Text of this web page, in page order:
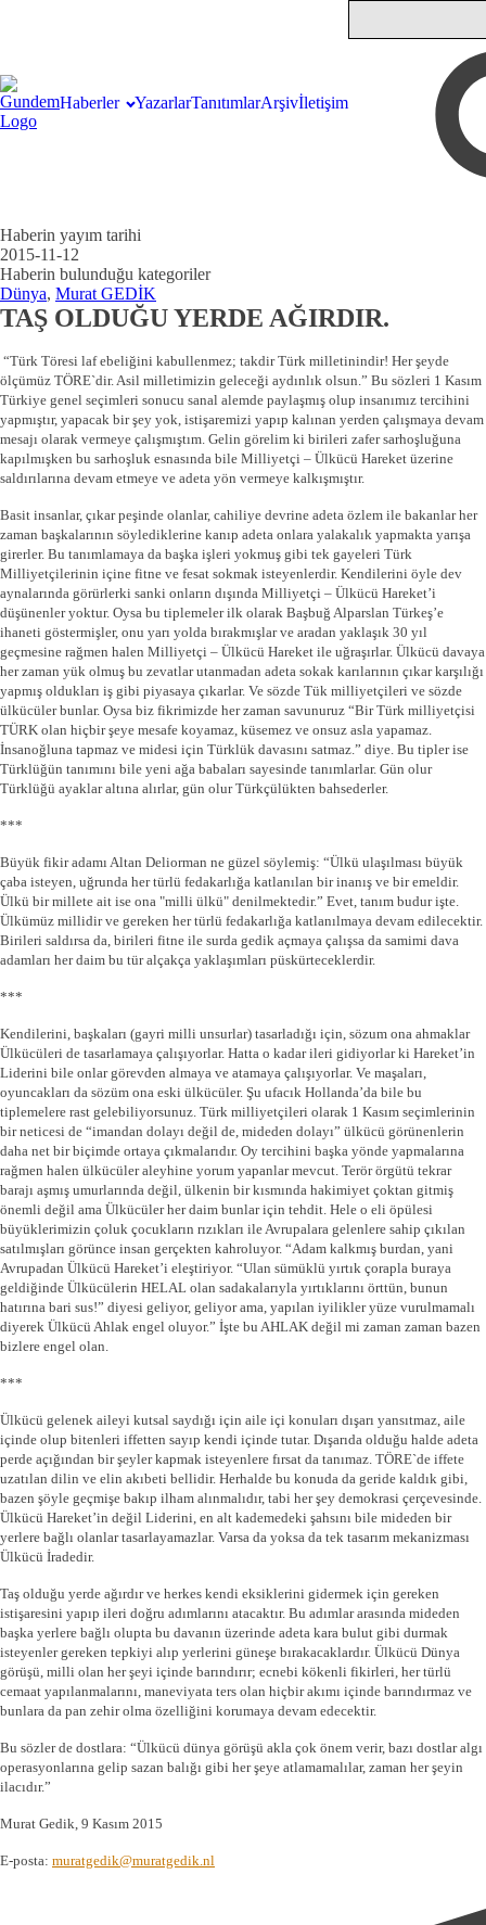
Haberler YazarlarTanıtımlarArşivİletişim
Haberin yayım tarihi
2015-11-12
Haberin bulunduğu kategoriler
Dünya, Murat GEDİK
TAŞ OLDUĞU YERDE AĞIRDIR.
“Türk Töresi laf ebeliğini kabullenmez; takdir Türk milletinindir! Her şeyde
ölçümüz TÖRE`dir. Asil milletimizin geleceği aydınlık olsun.” Bu sözleri 1 Kasım
Türkiye genel seçimleri sonucu sanal alemde paylaşmış olup insanımız tercihini
yapmıştır, yapacak bir şey yok, istişaremizi yapıp kalınan yerden çalışmaya devam
mesajı olarak vermeye çalışmıştım. Gelin görelim ki birileri zafer sarhoşluğuna
kapılmışken bu sarhoşluk esnasında bile Milliyetçi – Ülkücü Hareket üzerine
saldırılarına devam etmeye ve adeta yön vermeye kalkışmıştır.
Basit insanlar, çıkar peşinde olanlar, cahiliye devrine adeta özlem ile bakanlar her
zaman başkalarının söylediklerine kanıp adeta onlara yalakalık yapmakta yarışa
girerler. Bu tanımlamaya da başka işleri yokmuş gibi tek gayeleri Türk
Milliyetçilerinin içine fitne ve fesat sokmak isteyenlerdir. Kendilerini öyle dev
aynalarında görürlerki sanki onların dışında Milliyetçi – Ülkücü Hareket’i
düşünenler yoktur. Oysa bu tiplemeler ilk olarak Başbuğ Alparslan Türkeş’e
ihaneti göstermişler, onu yarı yolda bırakmışlar ve aradan yaklaşık 30 yıl
geçmesine rağmen halen Milliyetçi – Ülkücü Hareket ile uğraşırlar. Ülkücü davaya
her zaman yük olmuş bu zevatlar utanmadan adeta sokak karılarının çıkar karşılığı
yapmış oldukları iş gibi piyasaya çıkarlar. Ve sözde Tük milliyetçileri ve sözde
ülkücüler bunlar. Oysa biz fikrimizde her zaman savunuruz “Bir Türk milliyetçisi
TÜRK olan hiçbir şeye mesafe koyamaz, küsemez ve onsuz asla yapamaz.
İnsanoğluna tapmaz ve midesi için Türklük davasını satmaz.” diye. Bu tipler ise
Türklüğün tanımını bile yeni ağa babaları sayesinde tanımlarlar. Gün olur
Türklüğü ayaklar altına alırlar, gün olur Türkçülükten bahsederler.
***
Büyük fikir adamı Altan Deliorman ne güzel söylemiş: “Ülkü ulaşılması büyük
çaba isteyen, uğrunda her türlü fedakarlığa katlanılan bir inanış ve bir emeldir.
Ülkü bir millete ait ise ona "milli ülkü" denilmektedir.” Evet, tanım budur işte.
Ülkümüz millidir ve gereken her türlü fedakarlığa katlanılmaya devam edilecektir.
Birileri saldırsa da, birileri fitne ile surda gedik açmaya çalışsa da samimi dava
adamları her daim bu tür alçakça yaklaşımları püskürteceklerdir.
***
Kendilerini, başkaları (gayri milli unsurlar) tasarladığı için, sözum ona ahmaklar
Ülkücüleri de tasarlamaya çalışıyorlar. Hatta o kadar ileri gidiyorlar ki Hareket’in
Liderini bile onlar görevden almaya ve atamaya çalışıyorlar. Ve maşaları,
oyuncakları da sözüm ona eski ülkücüler. Şu ufacık Hollanda’da bile bu
tiplemelere rast gelebiliyorsunuz. Türk milliyetçileri olarak 1 Kasım seçimlerinin
bir neticesi de “imandan dolayı değil de, mideden dolayı” ülkücü görünenlerin
daha net bir biçimde ortaya çıkmalarıdır. Oy tercihini başka yönde yapmalarına
rağmen halen ülkücüler aleyhine yorum yapanlar mevcut. Terör örgütü tekrar
barajı aşmış umurlarında değil, ülkenin bir kısmında hakimiyet çoktan gitmiş
önemli değil ama Ülkücüler her daim bunlar için tehdit. Hele o eli öpülesi
büyüklerimizin çoluk çocukların rızıkları ile Avrupalara gelenlere sahip çıkılan
satılmışları görünce insan gerçekten kahroluyor. “Adam kalkmış burdan, yani
Avrupadan Ülkücü Hareket’i eleştiriyor. “Ulan sümüklü yırtık çorapla buraya
geldiğinde Ülkücülerin HELAL olan sadakalarıyla yırtıklarını örttün, bunun
hatırına bari sus!” diyesi geliyor, geliyor ama, yapılan iyilikler yüze vurulmamalı
diyerek Ülkücü Ahlak engel oluyor.” İşte bu AHLAK değil mi zaman zaman bazen
bizlere engel olan.
***
Ülkücü gelenek aileyi kutsal saydığı için aile içi konuları dışarı yansıtmaz, aile
içinde olup bitenleri iffetten sayıp kendi içinde tutar. Dışarıda olduğu halde adeta
perde açığından bir şeyler kapmak isteyenlere fırsat da tanımaz. TÖRE`de iffete
uzatılan dilin ve elin akıbeti bellidir. Herhalde bu konuda da geride kaldık gibi,
bazen şöyle geçmişe bakıp ilham alınmalıdır, tabi her şey demokrasi çerçevesinde.
Ülkücü Hareket’in değil Liderini, en alt kademedeki şahsını bile mideden bir
yerlere bağlı olanlar tasarlayamazlar. Varsa da yoksa da tek tasarım mekanizması
Ülkücü İradedir.
Taş olduğu yerde ağırdır ve herkes kendi eksiklerini gidermek için gereken
istişaresini yapıp ileri doğru adımlarını atacaktır. Bu adımlar arasında mideden
başka yerlere bağlı olupta bu davanın üzerinde adeta kara bulut gibi durmak
isteyenler gereken tepkiyi alıp yerlerini güneşe bırakacaklardır. Ülkücü Dünya
görüşü, milli olan her şeyi içinde barındırır; ecnebi kökenli fikirleri, her türlü
cemaat yapılanmalarını, maneviyata ters olan hiçbir akımı içinde barındırmaz ve
bunlara da pan zehir olma özelliğini korumaya devam edecektir.
Bu sözler de dostlara: “Ülkücü dünya görüşü akla çok önem verir, bazı dostlar algı
operasyonlarına gelip sazan balığı gibi her şeye atlamamalılar, zaman her şeyin
ilacıdır.”
Murat Gedik, 9 Kasım 2015
E-posta: muratgedik@muratgedik.nl